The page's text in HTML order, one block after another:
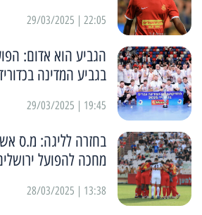
22:05 | 29/03/2025
הגביע הוא אדום:
בגביע המדינה
19:45 | 29/03/2025
בחזרה לליגה: מ.ס
מחכה להפועל
13:38 | 28/03/2025